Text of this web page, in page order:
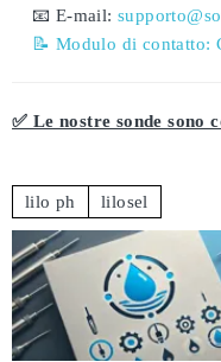
📧 E-mail:
📝 Modulo di contatto:
✅ Le nostre sonde sono
lilo ph lilosel